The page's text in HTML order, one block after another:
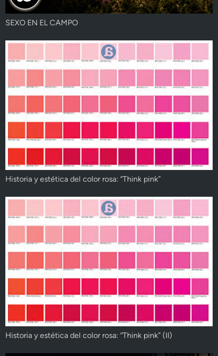
SEXO EN EL CAMPO
Historia y estética del color rosa: “Think pink”
Historia y estética del color rosa: “Think pink” (II)